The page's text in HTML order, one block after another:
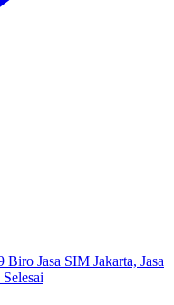
Jasa SIM Jakarta, Jasa